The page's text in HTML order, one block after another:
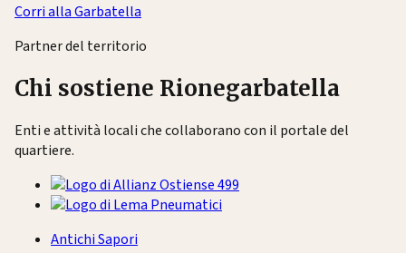
Corri alla Garbatella
Partner del territorio
Chi sostiene Rionegarbatella
Enti e attività locali che collaborano con il portale del
quartiere.
Antichi Sapori